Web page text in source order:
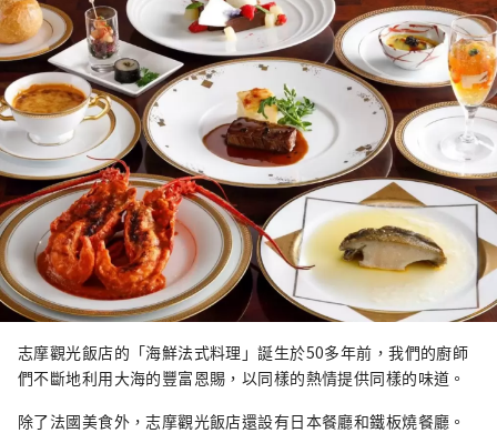
志摩觀光飯店的「海鮮法式料理」誕生於50多年前，我們的廚師
們不斷地利用大海的豐富恩賜，以同樣的熱情提供同樣的味道。
除了法國美食外，志摩觀光飯店還設有日本餐廳和鐵板燒餐廳。